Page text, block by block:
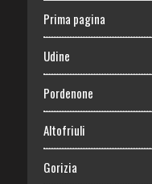
Prima pagina
Udine
Pordenone
Altofriuli
Gorizia